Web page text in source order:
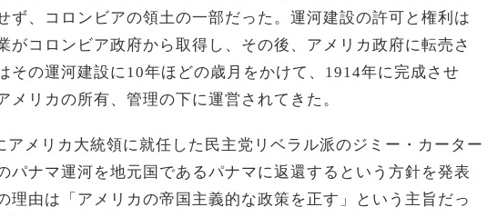
ず、コロンビアの領土の一部だった。運河建設の許可と権利は
がコロンビア政府から取得し、その後、アメリカ政府に転売さ
その運河建設に10年ほどの歳月をかけて、1914年に完成させ
メリカの所有、管理の下に運営されてきた。
アメリカ大統領に就任した民主党リベラル派のジミー・カーター
パナマ運河を地元国であるパナマに返還するという方針を発表
理由は「アメリカの帝国主義的な政策を正す」という主旨だっ